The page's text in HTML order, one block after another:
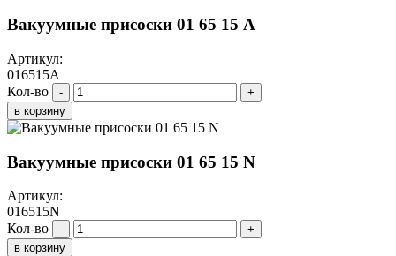
Вакуумные присоски 01 65 15 A
Артикул:
016515A
Кол-во
-
+
в корзину
Вакуумные присоски 01 65 15 N
Артикул:
016515N
Кол-во
-
+
в корзину